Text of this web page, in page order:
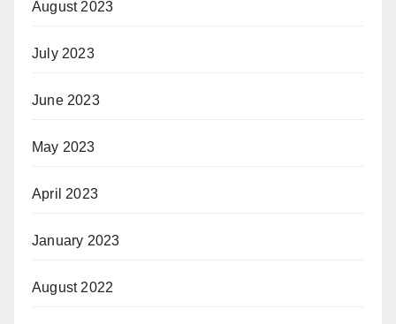
August 2023
July 2023
June 2023
May 2023
April 2023
January 2023
August 2022